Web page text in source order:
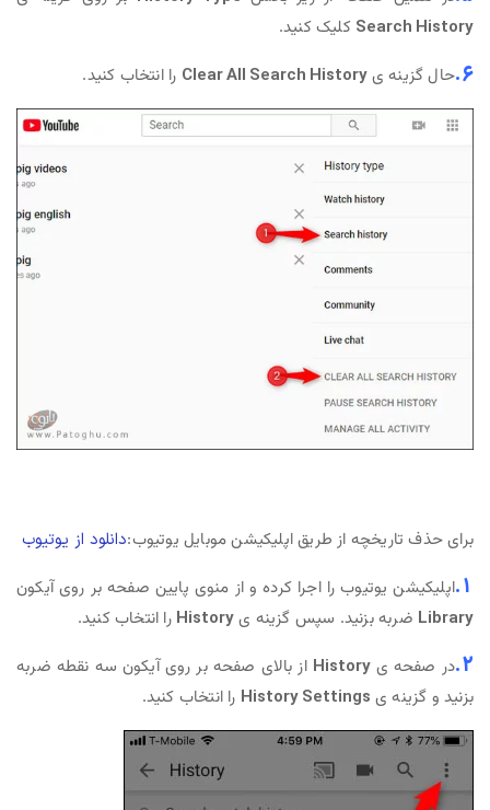
Search History کلیک کنید.
6. حال گزینه یClear All Search History را انتخاب کنید.
برای حذف تاریخچه از طریق اپلیکیشن موبایل یوتیوب:دانلود از یوتیوب
1. اپلیکیشن یوتیوب را اجرا کرده و از منوی پایین صفحه بر روی آیکون
Library ضربه بزنید. سپس گزینه یHistory را انتخاب کنید.
2. در صفحه یHistory از بالای صفحه بر روی آیکون سه نقطه ضربه
بزنید و گزینه ی History Settings را انتخاب کنید.